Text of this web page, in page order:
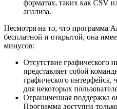
форматах, таких как CSV
анализа.
Несмотря на то, что программа
бесплатной и открытой, она
минусов:
Отсутствие графического
представляет собой
графического интерфейса,
для некоторых
Ограниченная поддержка
Программа доступна